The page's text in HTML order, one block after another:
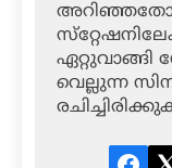
ഏറ്റുവാങ്ങി
വെല്ലുന്ന